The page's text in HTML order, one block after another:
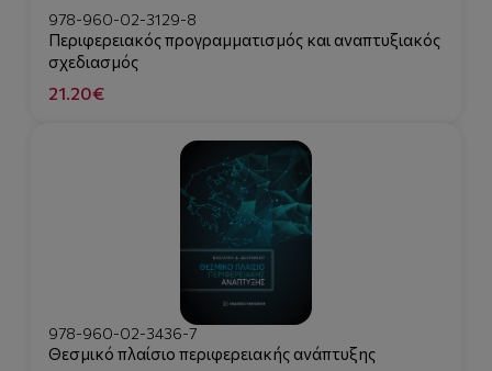
978-960-02-3129-8
Περιφερειακός προγραμματισμός και αναπτυξιακός
σχεδιασμός
21.20€
978-960-02-3436-7
Θεσμικό πλαίσιο περιφερειακής ανάπτυξης